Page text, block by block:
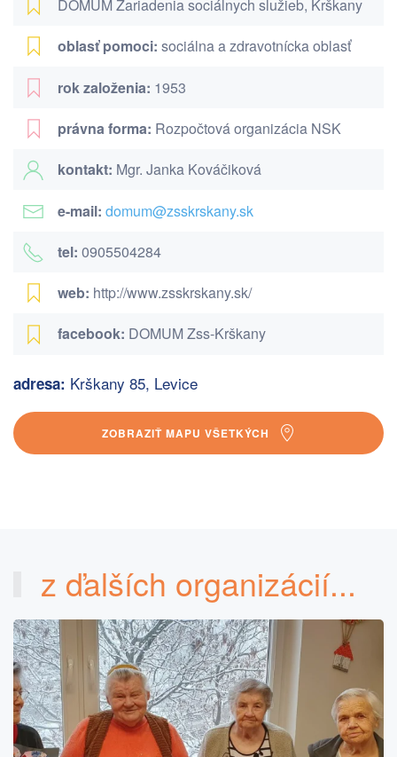
DOMUM Zariadenia sociálnych služieb, Krškany
oblasť pomoci: sociálna a zdravotnícka oblasť
rok založenia: 1953
právna forma: Rozpočtová organizácia NSK
kontakt: Mgr. Janka Kováčiková
e-mail: domum@zsskrskany.sk
tel: 0905504284
web: http://www.zsskrskany.sk/
facebook: DOMUM Zss-Krškany
adresa: Krškany 85, Levice
ZOBRAZIŤ MAPU VŠETKÝCH
z ďalších organizácií...